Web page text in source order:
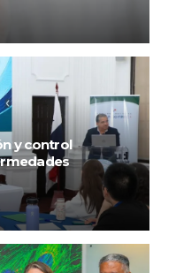
y control